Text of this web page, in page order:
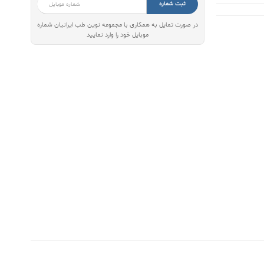
ثبت شماره
در صورت تمایل به همکاری با مجموعه نوین طب ایرانیان شماره
موبایل خود را وارد نمایید